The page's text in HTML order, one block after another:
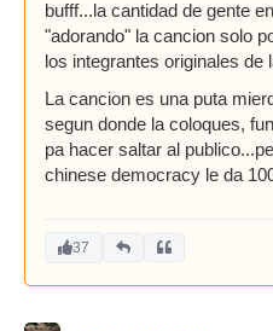
bufff...la cantidad de gente
"adorando" la cancion solo
los integrantes originales de
La cancion es una puta
segun donde la coloques,
pa hacer saltar al
chinese democracy le da
37